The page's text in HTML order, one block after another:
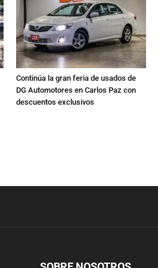
Continúa la gran feria de usados de
DG Automotores en Carlos Paz con
descuentos exclusivos